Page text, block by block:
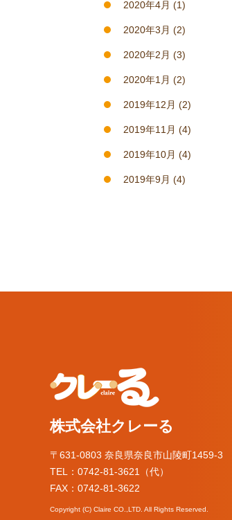
2020年4月 (1)
2020年3月 (2)
2020年2月 (3)
2020年1月 (2)
2019年12月 (2)
2019年11月 (4)
2019年10月 (4)
2019年9月 (4)
株式会社クレーる
〒631-0803 奈良県奈良市山陵町1459-3
TEL：0742-81-3621（代）
FAX：0742-81-3622
Copyright (C) Claire CO.,LTD. All Rights Reserved.